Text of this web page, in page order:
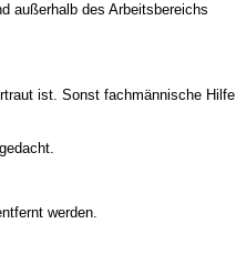
außerhalb des Arbeitsbereichs
ist. Sonst fachmännische Hilfe
werden.